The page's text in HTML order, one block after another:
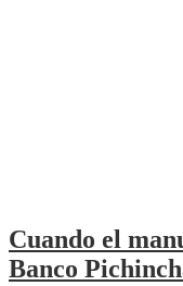
Cuando el
Banco